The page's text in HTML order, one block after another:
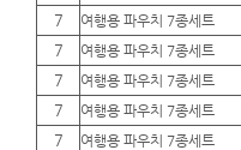
7
여행용 파우치 7종세트
7
여행용 파우치 7종세트
7
여행용 파우치 7종세트
7
여행용 파우치 7종세트
7
여행용 파우치 7종세트